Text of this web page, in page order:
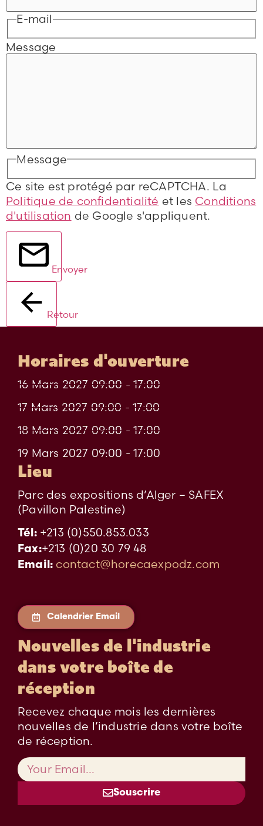
E-mail
Message
Message
Ce site est protégé par reCAPTCHA. La
Politique de confidentialité et les Conditions
d'utilisation de Google s'appliquent.
Envoyer
Retour
Horaires d'ouverture
16 Mars 2027 09:00 - 17:00
17 Mars 2027 09:00 - 17:00
18 Mars 2027 09:00 - 17:00
19 Mars 2027 09:00 - 17:00
Lieu
Parc des expositions d’Alger – SAFEX
(Pavillon Palestine)
Tél: +213 (0)550.853.033
Fax:+213 (0)20 30 79 48
Email: contact@horecaexpodz.com
Calendrier Email
Nouvelles de l'industrie
dans votre boîte de
réception
Recevez chaque mois les dernières
nouvelles de l’industrie dans votre boîte
de réception.
Souscrire